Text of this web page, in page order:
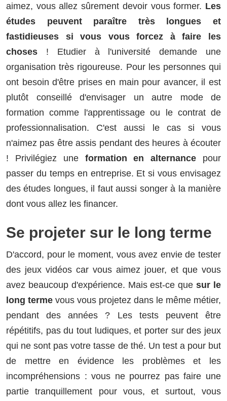
aimez, vous allez sûrement devoir vous former. Les
études peuvent paraître très longues et
fastidieuses si vous vous forcez à faire les
choses ! Etudier à l'université demande une
organisation très rigoureuse. Pour les personnes qui
ont besoin d'être prises en main pour avancer, il est
plutôt conseillé d'envisager un autre mode de
formation comme l'apprentissage ou le contrat de
professionnalisation. C'est aussi le cas si vous
n'aimez pas être assis pendant des heures à écouter
! Privilégiez une formation en alternance pour
passer du temps en entreprise. Et si vous envisagez
des études longues, il faut aussi songer à la manière
dont vous allez les financer.
Se projeter sur le long terme
D'accord, pour le moment, vous avez envie de tester
des jeux vidéos car vous aimez jouer, et que vous
avez beaucoup d'expérience. Mais est-ce quesur le
long terme vous vous projetez dans le même métier,
pendant des années ? Les tests peuvent être
répétitifs, pas du tout ludiques, et porter sur des jeux
qui ne sont pas votre tasse de thé. Un test a pour but
de mettre en évidence les problèmes et les
incompréhensions : vous ne pourrez pas faire une
partie tranquillement pour vous, et surtout, vous